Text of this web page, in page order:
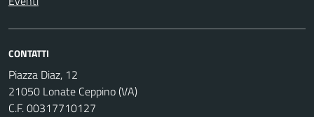
CONTATTI
Piazza Diaz, 12
21050 Lonate Ceppino (VA)
C.F. 00317710127